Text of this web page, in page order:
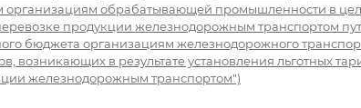
организациям обрабатывающей промышленности в
продукции железнодорожным транспортом
бюджета организациям железнодорожного
возникающих в результате установления льготных
железнодорожным транспортом")